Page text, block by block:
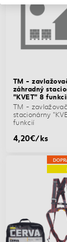
TM -
záhradný
"KVET" 8
TM -
stacionárny
funkcií
4,20€/ks